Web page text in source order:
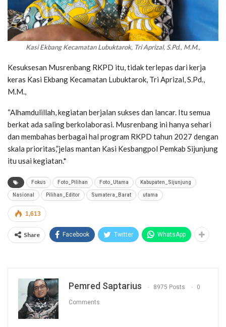
Kasi Ekbang Kecamatan Lubuktarok, Tri Aprizal, S.Pd., M.M.,
Kesuksesan Musrenbang RKPD itu, tidak terlepas dari kerja
keras Kasi Ekbang Kecamatan Lubuktarok, Tri Aprizal, S.Pd.,
M.M.,
“Alhamdulillah, kegiatan berjalan sukses dan lancar. Itu semua
berkat ada saling berkolaborasi. Musrenbang ini hanya sehari
dan membahas berbagai hal program RKPD tahun 2027 dengan
skala prioritas,”jelas mantan Kasi Kesbangpol Pemkab Sijunjung
itu usai kegiatan.*
Fokus Foto_Pilihan Foto_Utama Kabupaten_Sijunjung
Nasional Pilihan_Editor Sumatera_Barat utama
1,613
Share Facebook Twitter WhatsApp
Pemred Saptarius 8975 Posts 0
Comments